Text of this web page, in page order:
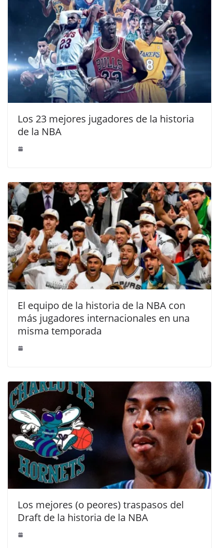
Los 23 mejores jugadores de la historia
de la NBA
El equipo de la historia de la NBA con
más jugadores internacionales en una
misma temporada
Los mejores (o peores) traspasos del
Draft de la historia de la NBA